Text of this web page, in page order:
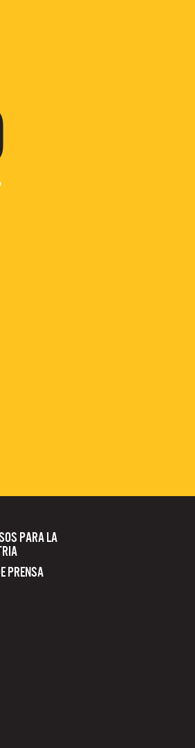
PARA LA
PRENSA